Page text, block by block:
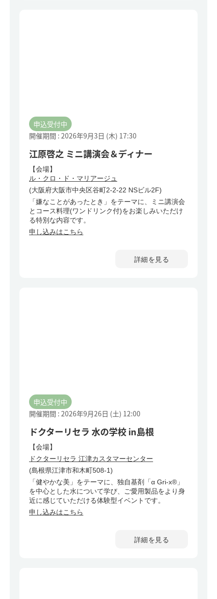
申込受付中
開催期間 : 2026年9月3日 (木) 17:30
江原啓之 ミニ講演会＆ディナー
【会場】
ル・クロ・ド・マリアージュ
(大阪府大阪市中央区谷町2-2-22 NSビル2F)
「嫌なことがあったとき」をテーマに、ミニ講演会
とコース料理(ワンドリンク付)をお楽しみいただけ
る特別な内容です。
申し込みはこちら
詳細を見る
申込受付中
開催期間 : 2026年9月26日 (土) 12:00
ドクターリセラ 水の学校 in島根
【会場】
ドクターリセラ 江津カスタマーセンター
(島根県江津市和木町508-1)
「健やかな美」をテーマに、独自基剤「α Gri-x®」
を中心とした水について学び、ご愛用製品をより身
近に感じていただける体験型イベントです。
申し込みはこちら
詳細を見る